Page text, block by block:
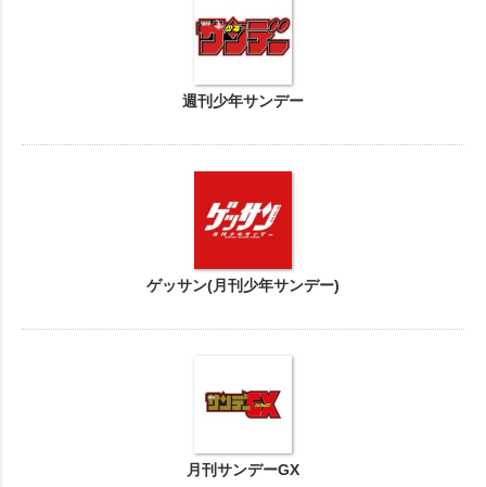
週刊少年サンデー
ゲッサン(月刊少年サンデー)
月刊サンデーGX